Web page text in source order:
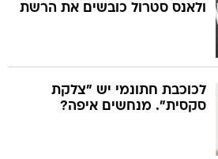
ולאנס סטרול כובשים את הרשת
לכוכבת חתונמי יש "צלקת
סקסית". מנחשים איפה?